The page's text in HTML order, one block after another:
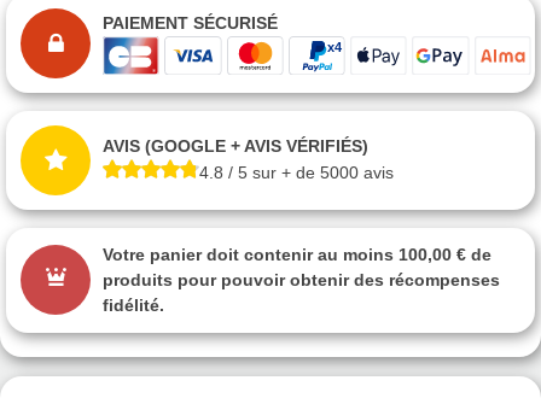
PAIEMENT SÉCURISÉ
AVIS (GOOGLE + AVIS VÉRIFIÉS)
4.8 / 5 sur + de 5000 avis
Votre panier doit contenir au moins 100,00 € de
produits pour pouvoir obtenir des récompenses
fidélité.